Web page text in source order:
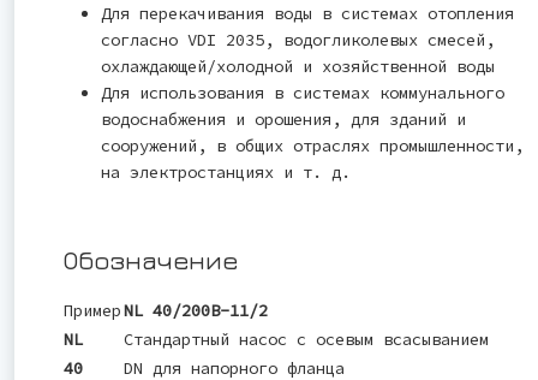
Для перекачивания воды в системах отопления
согласно VDI 2035, водогликолевых смесей,
охлаждающей/холодной и хозяйственной воды
Для использования в системах коммунального
водоснабжения и орошения, для зданий и
сооружений, в общих отраслях промышленности,
на электростанциях и т. д.
Обозначение
ПримерNL 40/200B-11/2
NL
Стандартный насос с осевым всасыванием
40
DN для напорного фланца